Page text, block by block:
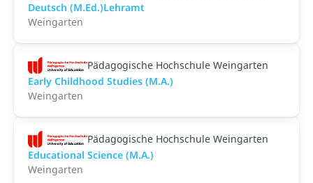
Deutsch (M.Ed.)Lehramt
Weingarten
Pädagogische Hochschule Weingarten
Early Childhood Studies (M.A.)
Weingarten
Pädagogische Hochschule Weingarten
Educational Science (M.A.)
Weingarten